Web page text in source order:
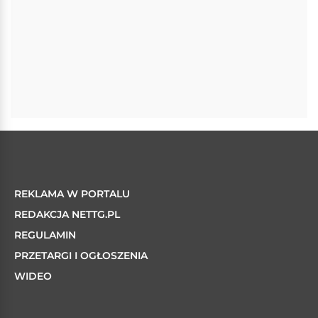
REKLAMA W PORTALU
REDAKCJA NETTG.PL
REGULAMIN
PRZETARGI I OGŁOSZENIA
WIDEO